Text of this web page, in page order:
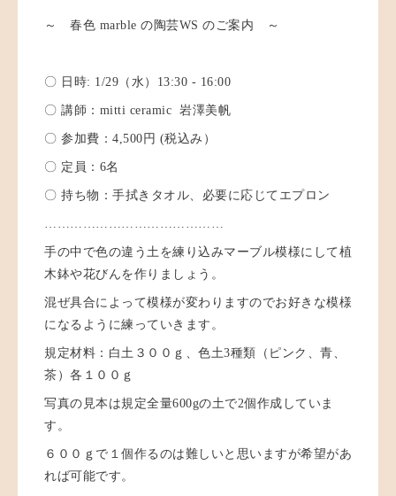
～ 春色 marble の陶芸WS のご案内 ～
〇 日時: 1/29（水）13:30 - 16:00
〇 講師：mitti ceramic 岩澤美帆
〇 参加費：4,500円 (税込み）
〇 定員：6名
〇 持ち物：手拭きタオル、必要に応じてエプロン
手の中で色の違う土を練り込みマーブル模様にして植
木鉢や花びんを作りましょう。
混ぜ具合によって模様が変わりますのでお好きな模様
になるように練っていきます。
規定材料：白土３００ｇ、色土3種類（ピンク、青、
茶）各１００ｇ
写真の見本は規定全量600gの土で2個作成していま
す。
６００ｇで１個作るのは難しいと思いますが希望があ
れば可能です。